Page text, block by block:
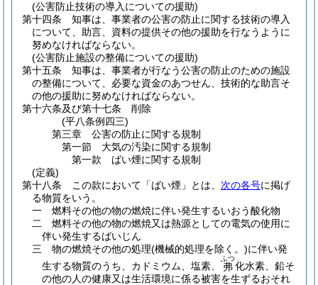
(公害防止技術の導入についての援助)
第十四条
知事は、事業者の公害の防止に関する技術の導入
について、助言、資料の提供その他の援助を行なうように
努めなければならない。
(公害防止施設の整備についての援助)
第十五条
知事は、事業者が行なう公害の防止のための施設
の整備について、必要な資金のあつせん、技術的な助言そ
の他の援助に努めなければならない。
第十六条及び第十七条
削除
(平八条例四三)
第三章
公害の防止に関する規制
第一節
大気の汚染に関する規制
第一款
ばい煙に関する規制
(定義)
第十八条
この款において「ばい煙」とは、 次の各号に掲げ
る物質をいう。
一
燃料その他の物の燃焼に伴い発生するいおう酸化物
二
燃料その他の物の燃焼又は熱源としての電気の使用に
伴い発生するばいじん
三
物の燃焼その他の処理(機械的処理を除く。)に伴い発
生する物質のうち、カドミウム、塩素、
弗
ふつ
化水素、鉛そ
の他の人の健康又は生活環境に係る被害を生ずるおそれ